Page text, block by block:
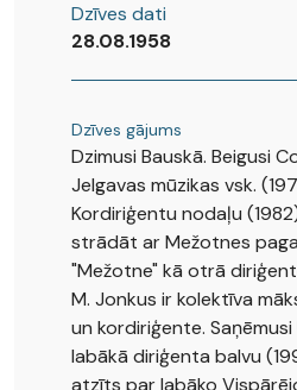
Dzīves dati
28.08.1958
Dzīves gājums
Dzimusi Bauskā. Beigusi
Jelgavas mūzikas vsk.
Kordiriģentu nodaļu
strādāt ar Mežotnes
"Mežotne" kā otrā
M. Jonkus ir kolektīva
un kordiriģente. Saņēmusi
labākā diriģenta balvu
atzīts par labāko